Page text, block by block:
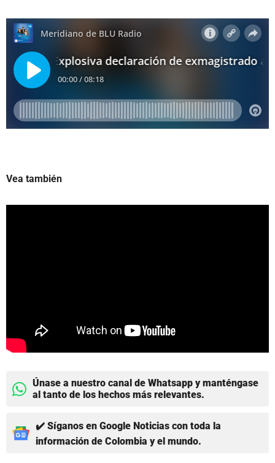
Vea también
Únase a nuestro canal de Whatsapp y manténgase
al tanto de los hechos más relevantes.
✔️ Síganos en Google Noticias con toda la
información de Colombia y el mundo.